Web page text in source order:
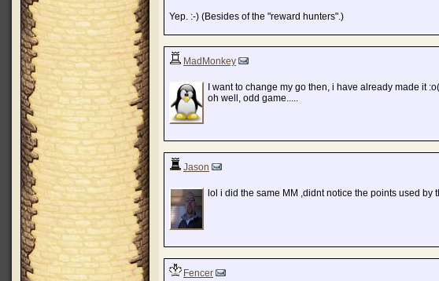
Yep. :-) (Besides of the "reward hunters".)
MadMonkey
I want to change my go then, i have already made it :o(
oh well, odd game.....
Jason
lol i did the same MM ,didnt notice the points used
Fencer